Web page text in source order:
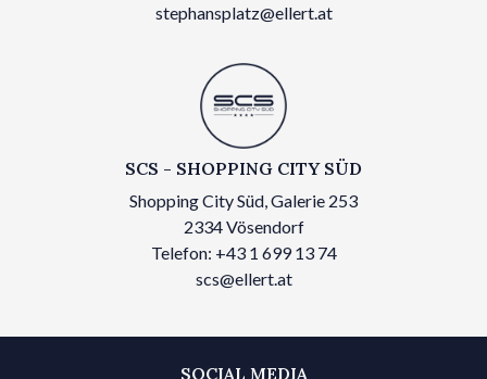
stephansplatz@ellert.at
SCS - SHOPPING CITY SÜD
Shopping City Süd, Galerie 253
2334 Vösendorf
Telefon: +43 1 699 13 74
scs@ellert.at
SOCIAL MEDIA